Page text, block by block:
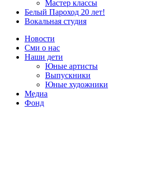
Мастер классы
Белый Пароход 20 лет!
Вокальная студия
Новости
Сми о нас
Наши дети
Юные артисты
Выпускники
Юные художники
Медиа
Фонд